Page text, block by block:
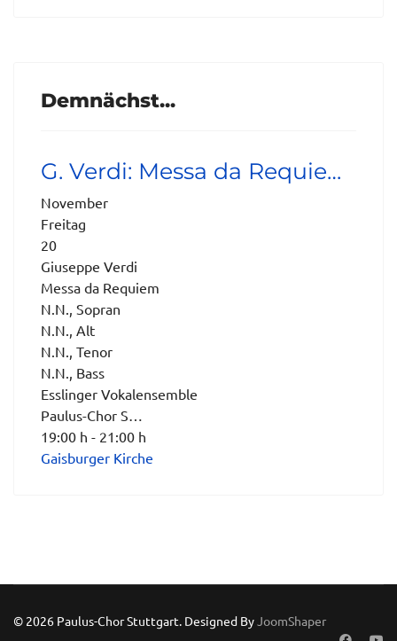
Demnächst...
G. Verdi: Messa da Requie…
November
Freitag
20
Giuseppe Verdi
Messa da Requiem
N.N., Sopran
N.N., Alt
N.N., Tenor
N.N., Bass
Esslinger Vokalensemble
Paulus-Chor S…
19:00 h - 21:00 h
Gaisburger Kirche
© 2026 Paulus-Chor Stuttgart. Designed ByJoomShaper